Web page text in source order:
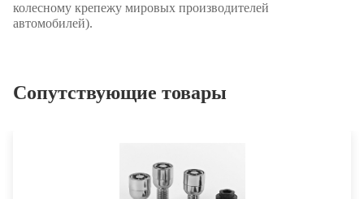
колесному крепежу мировых производителей
автомобилей).
Сопутствующие товары